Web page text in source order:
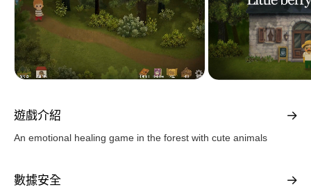
遊戲介紹
An emotional healing game in the forest with cute animals
數據安全